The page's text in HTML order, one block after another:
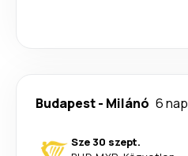
Budapest- Milánó 6 nap
Sze 30 szept.